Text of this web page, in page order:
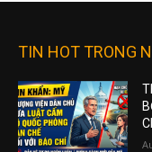
TIN HOT TRONG